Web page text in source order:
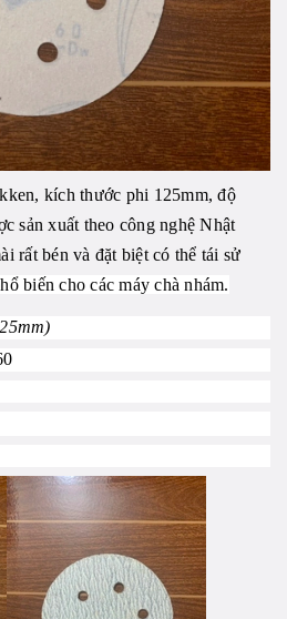
kích thước phi 125mm, độ
sản xuất theo công nghệ Nhật
rất bén và đặt biệt có thể tái sử
biến cho các máy chà nhám.